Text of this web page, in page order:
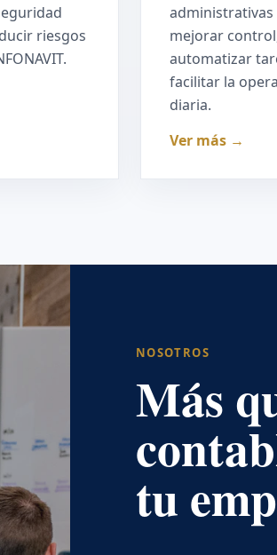
riesgos
administrativas
mejorar
automatizar
facilitar la
diaria.
Ver más →
NOSOTROS
Más
tu